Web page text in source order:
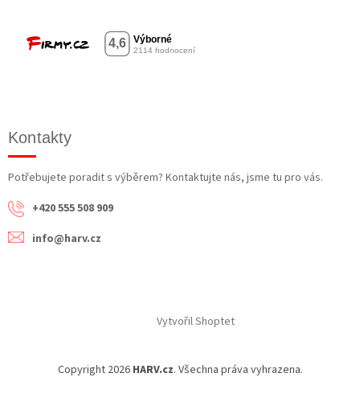
Kontakty
Potřebujete poradit s výběrem? Kontaktujte nás, jsme tu pro vás.
+420 555 508 909
info@harv.cz
Vytvořil Shoptet
Copyright 2026 HARV.cz. Všechna práva vyhrazena.